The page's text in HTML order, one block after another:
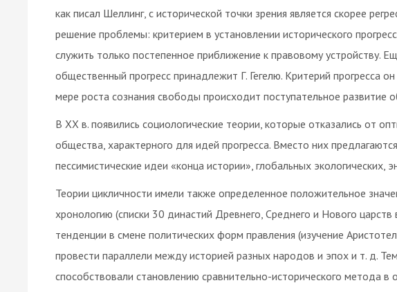
как писал Шеллинг, с исторической точки зрения является скорее
решение проблемы: критерием в установлении исторического
служить только постепенное приближение к правовому устройству.
общественный прогресс принадлежит Г. Гегелю. Критерий прогресса
мере роста сознания свободы происходит поступательное развитие
В XX в. появились социологические теории, которые отказались от
общества, характерного для идей прогресса. Вместо них
пессимистические идеи «конца истории», глобальных экологических,
Теории цикличности имели также определенное положительное
хронологию (списки 30 династий Древнего, Среднего и Нового царств
тенденции в смене политических форм правления (изучение
провести параллели между историей разных народов и эпох и т. д.
способствовали становлению сравнительно-исторического метода в